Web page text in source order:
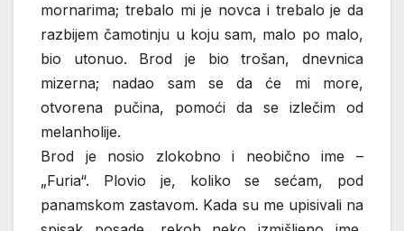
mornarima; trebalo mi je novca i trebalo je da
razbijem čamotinju u koju sam, malo po malo,
bio utonuo. Brod je bio trošan, dnevnica
mizerna; nadao sam se da će mi more,
otvorena pučina, pomoći da se izlečim od
melanholije.
Brod je nosio zlokobno i neobično ime –
„Furia“. Plovio je, koliko se sećam, pod
panamskom zastavom. Kada su me upisivali na